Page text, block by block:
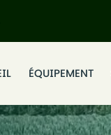
ÉQUIPEMENT